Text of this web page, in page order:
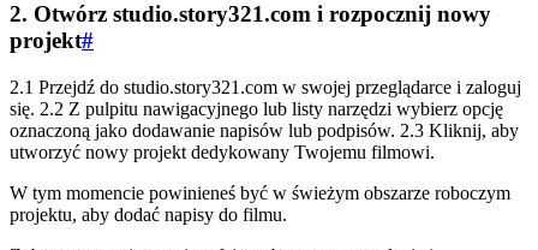
2. Otwórz studio.story321.com i rozpocznij nowy
projekt#
2.1 Przejdź do studio.story321.com w swojej przeglądarce i zaloguj
się. 2.2 Z pulpitu nawigacyjnego lub listy narzędzi wybierz opcję
oznaczoną jako dodawanie napisów lub podpisów. 2.3 Kliknij, aby
utworzyć nowy projekt dedykowany Twojemu filmowi.
W tym momencie powinieneś być w świeżym obszarze roboczym
projektu, aby dodać napisy do filmu.